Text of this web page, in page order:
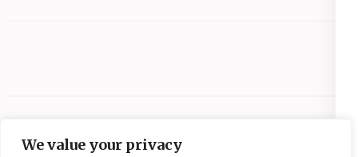
We value your privacy